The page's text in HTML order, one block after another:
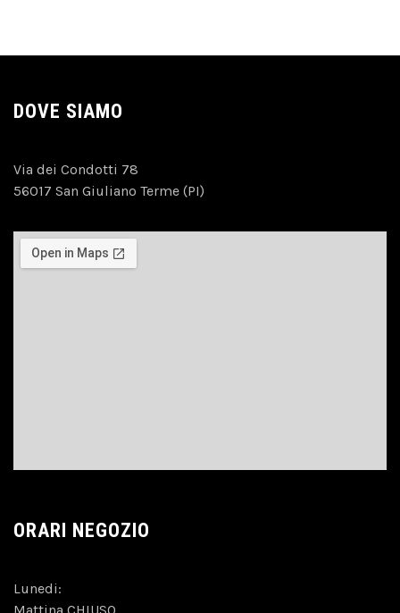
DOVE SIAMO
Via dei Condotti 78
56017 San Giuliano Terme (PI)
ORARI NEGOZIO
Lunedi: